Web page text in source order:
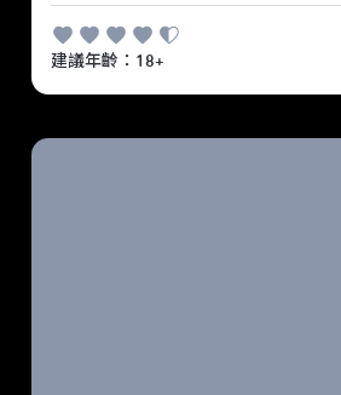
建議年齡：18+